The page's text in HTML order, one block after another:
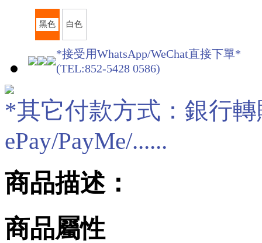
黑色 白色
*接受用WhatsApp/WeChat直接下單*
(TEL:852-5428 0586)
*其它付款方式：銀行轉
ePay/PayMe/......
商品描述：
商品屬性